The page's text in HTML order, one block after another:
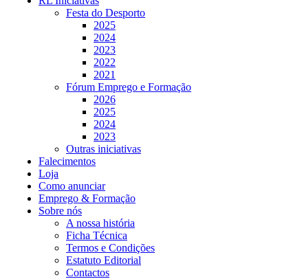
Festa do Desporto
2025
2024
2023
2022
2021
Fórum Emprego e Formação
2026
2025
2024
2023
Outras iniciativas
Falecimentos
Loja
Como anunciar
Emprego & Formação
Sobre nós
A nossa história
Ficha Técnica
Termos e Condições
Estatuto Editorial
Contactos